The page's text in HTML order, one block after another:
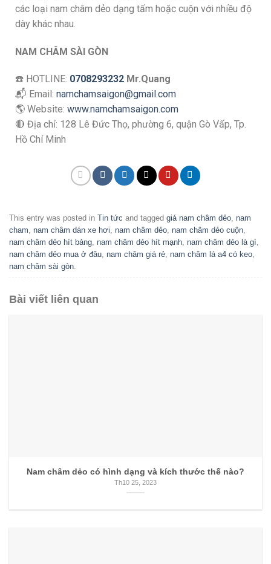
các loại nam châm dẻo dạng tấm hoặc cuộn với nhiều độ
dày khác nhau.
NAM CHÂM SÀI GÒN
☎️ HOTLINE: 0708293232 Mr.Quang
📬 Email: namchamsaigon@gmail.com
🌎 Website: www.namchamsaigon.com
🔴 Địa chỉ: 128 Lê Đức Thọ, phường 6, quận Gò Vấp, Tp.
Hồ Chí Minh
This entry was posted in Tin tức and tagged giá nam châm dẻo nam
cham nam châm dán xe hơi nam châm dẻo nam châm dẻo cuộn
nam châm dẻo hít bảng nam châm dẻo hít mạnh nam châm dẻo là gì
nam châm dẻo mua ở đâu nam châm giá rẻ nam châm lá a4 có keo
nam châm sài gòn
Bài viết liên quan
Nam châm dẻo có hình dạng và kích thước thế nào?
Th10 25, 2023